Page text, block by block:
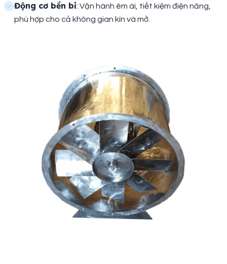
Động cơ bền bỉ: Vận hành êm ái, tiết kiệm điện năng,
phù hợp cho cả không gian kín và mở.